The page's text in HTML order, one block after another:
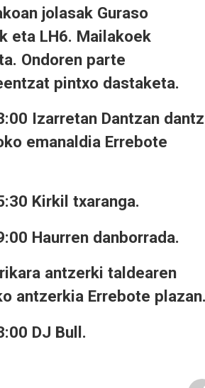
jolasak Guraso
eta LH6. Mailakoek
Ondoren parte
pintxo dastaketa.
Izarretan Dantzan
emanaldia Errebote
Kirkil txaranga.
Haurren danborrada.
antzerki taldearen
antzerkia Errebote
DJ Bull.